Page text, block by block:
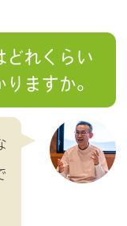
どれくらい
ますか。